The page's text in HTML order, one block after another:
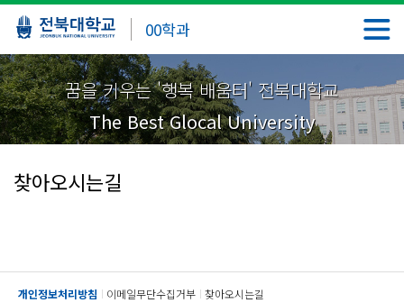
00학과
꿈을 키우는 '행복 배움터' 전북대학교
The Best Glocal University
찾아오시는길
개인정보처리방침 이메일무단수집거부 찾아오시는길